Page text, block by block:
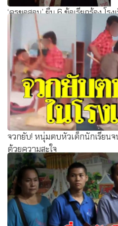
‘ครูขอสอน’ ยื่น 6 ข้อเรียกร้อง โ
จวกยับ! หนุ่มตบหัวเด็กนักเรียนจ
ด้วยความสะใจ